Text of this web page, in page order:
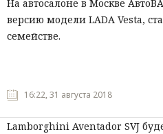
На автосалоне в Москве
версию модели LADA Vesta,
семействе.
16:22, 31 августа 2018
Lamborghini Aventador SVJ